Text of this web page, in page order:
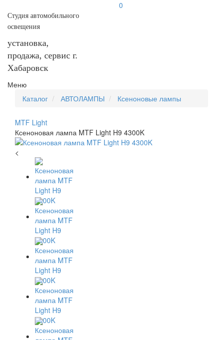
Студия автомобильного
освещения
установка,
продажа, сервис г.
Хабаровск
0
Меню
Каталог
АВТОЛАМПЫ Ксеноновые лампы
MTF Light
Ксеноновая лампа MTF Light H9 4300K
<